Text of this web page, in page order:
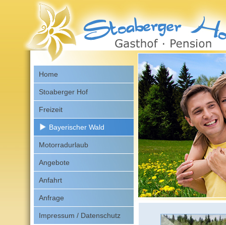
Home
Stoaberger Hof
Freizeit
Bayerischer Wald
Motorradurlaub
Angebote
Anfahrt
Anfrage
Impressum / Datenschutz